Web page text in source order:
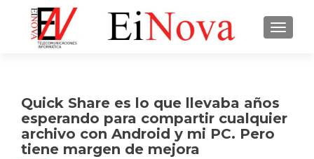
Quick Share es lo que llevaba años
esperando para compartir cualquier
archivo con Android y mi PC. Pero
tiene margen de mejora